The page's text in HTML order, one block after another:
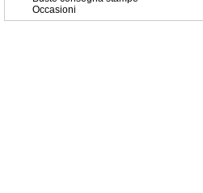
Occasioni